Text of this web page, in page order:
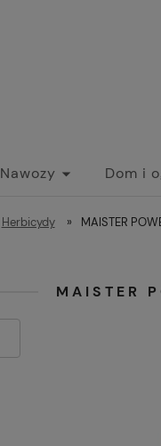
Nawozy Dom i
Herbicydy » MAISTER
MAISTER